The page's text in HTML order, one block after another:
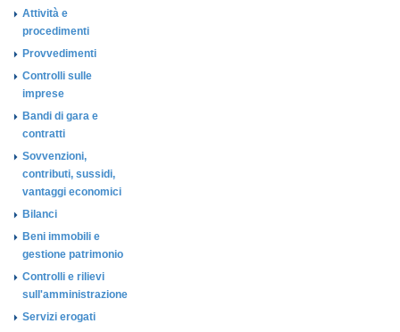
Attività e
procedimenti
Provvedimenti
Controlli sulle
imprese
Bandi di gara e
contratti
Sovvenzioni,
contributi, sussidi,
vantaggi economici
Bilanci
Beni immobili e
gestione patrimonio
Controlli e rilievi
sull'amministrazione
Servizi erogati